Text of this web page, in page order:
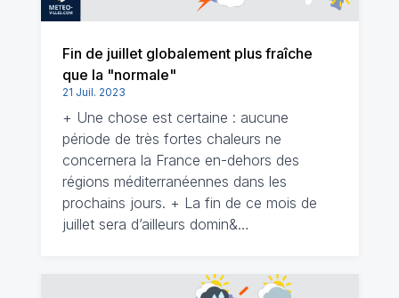
Fin de juillet globalement plus fraîche
que la "normale"
21 Juil. 2023
+ Une chose est certaine : aucune
période de très fortes chaleurs ne
concernera la France en-dehors des
régions méditerranéennes dans les
prochains jours. + La fin de ce mois de
juillet sera d’ailleurs domin&…